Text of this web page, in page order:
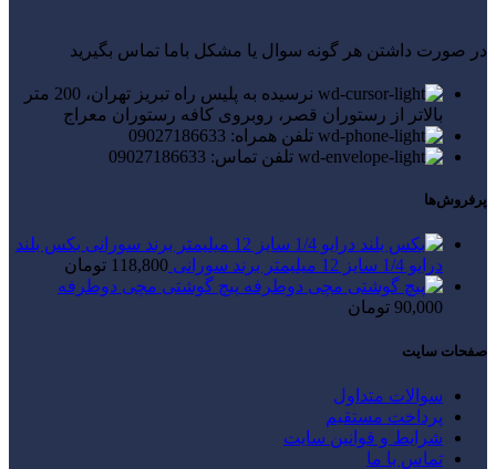
در صورت داشتن هر گونه سوال یا مشکل باما تماس بگیرید
نرسیده به پلیس راه تبریز تهران، 200 متر
بالاتر از رستوران قصر، روبروی کافه رستوران معراج
تلفن همراه: 09027186633
تلفن تماس: 09027186633
پرفروش‌ها
بکس بلند
درایو 1/4 سایز 12 میلیمتر برند سورانی
118,800 تومان
پیچ گوشتی مچی دوطرفه
90,000 تومان
صفحات سایت
سوالات متداول
پرداخت مستقیم
شرایط و قوانین سایت
تماس با ما